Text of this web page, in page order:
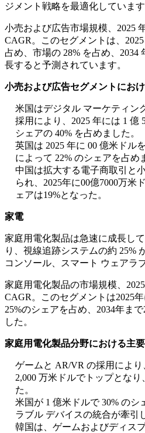
ジメント戦略を最適化しています
小売および広告市場規模、2025
CAGR。このセグメントは、
占め、市場の 28% を占め、2034
長すると予測されています。
小売および広告セグメントにお
米国はデジタル マーケティン
採用により、2025 年には 1 億
シェアの 40% を占めました。
英国は 2025 年に 00 億米ドル
によって 22% のシェアを占め
中国は拡大する電子商取引と
られ、2025年に00億7000万米
ェアは19%となった。
家電
家庭用電化製品は急速に成長し
り、視線追跡システムの約 25%
コンソール、スマート ウェアラ
家庭用電化製品の市場規模、
CAGR。このセグメントは2025
25%のシェアを占め、2034年ま
した。
家庭用電化製品分野における主
ゲームと AR/VR の採用により
2,000 万米ドルでトップとな
た。
米国が 1 億米ドルで 30% の
ラブル デバイスの統合が牽引
韓国は、ゲームおよびディス